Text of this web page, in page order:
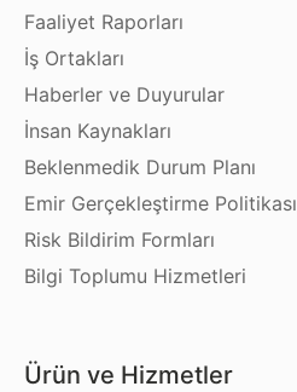
Faaliyet Raporları
İş Ortakları
Haberler ve Duyurular
İnsan Kaynakları
Beklenmedik Durum Planı
Emir Gerçekleştirme Politikası
Risk Bildirim Formları
Bilgi Toplumu Hizmetleri
Ürün ve Hizmetler